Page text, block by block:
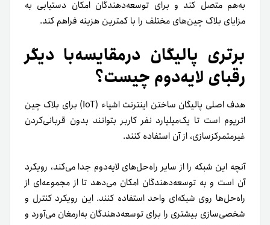
به‌هم متصل کند و برای توسعه‌دهندگان امکان دستیابی به
مزایای بلاک چین‌های مختلف را با کمترین هزینه فراهم کند.
برتری پالیگان درمقایسه‌با دیگر
رقبای لایه‌دوم چیست؟
هدف اصلی پالیگان ساختن اینترنت اشیاء (IoT) برای بلاک چین
اتریوم است تا یک‌میلیارد نفر کاربر بتوانند بدون قربانی‌کردن
غیرمتمرکزسازی، از آن استفاده کنند.
آنچه این شبکه را از سایر راه‌حل‌های لایه‌دوم جدا می‌کند، رویکرد
آن است و به توسعه‌دهندگان امکان می‌دهد تا از مجموعه‌ای از
راه‌حل‌ها روی شبکه‌ای واحد استفاده کنند. این رویکرد کنترل و
شخصی‌سازی بیشتری را برای توسعه‌دهندگان به‌ارمغان می‌آورد و